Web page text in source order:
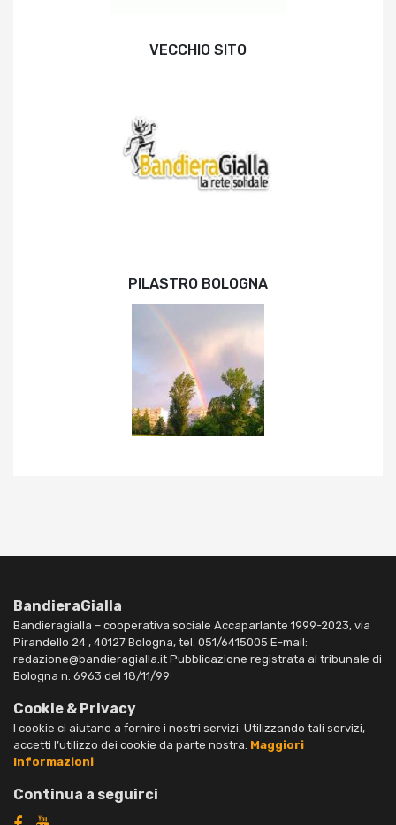
VECCHIO SITO
PILASTRO BOLOGNA
BandieraGialla
Bandieragialla – cooperativa sociale Accaparlante 1999-2023, via
Pirandello 24 , 40127 Bologna, tel. 051/6415005 E-mail:
redazione@bandieragialla.it Pubblicazione registrata al tribunale di
Bologna n. 6963 del 18/11/99
Cookie & Privacy
I cookie ci aiutano a fornire i nostri servizi. Utilizzando tali servizi,
accetti l’utilizzo dei cookie da parte nostra. Maggiori
Informazioni
Continua a seguirci